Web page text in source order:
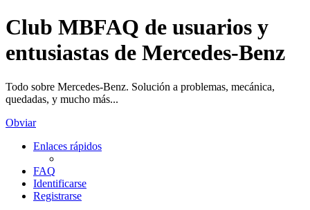
Club MBFAQ de usuarios y
entusiastas de Mercedes-Benz
Todo sobre Mercedes-Benz. Solución a problemas, mecánica,
quedadas, y mucho más...
Obviar
Enlaces rápidos
FAQ
Identificarse
Registrarse